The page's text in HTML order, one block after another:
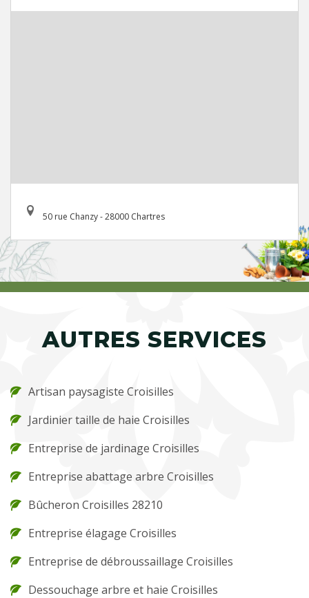
50 rue Chanzy - 28000 Chartres
AUTRES SERVICES
Artisan paysagiste Croisilles
Jardinier taille de haie Croisilles
Entreprise de jardinage Croisilles
Entreprise abattage arbre Croisilles
Bûcheron Croisilles 28210
Entreprise élagage Croisilles
Entreprise de débroussaillage Croisilles
Dessouchage arbre et haie Croisilles